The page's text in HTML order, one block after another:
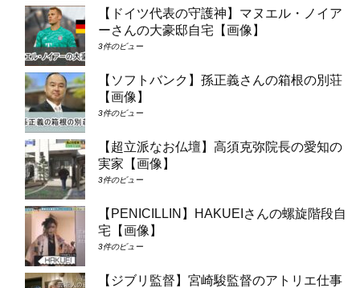
【ドイツ代表の守護神】マヌエル・ノイア
ーさんの大豪邸自宅【画像】
3件のビュー
【ソフトバンク】孫正義さんの箱根の別荘
【画像】
3件のビュー
【超立派なお仏壇】高須克弥院長の愛知の
実家【画像】
3件のビュー
【PENICILLIN】HAKUEIさんの螺旋階段自
宅【画像】
3件のビュー
【ジブリ監督】宮崎駿監督のアトリエ仕事